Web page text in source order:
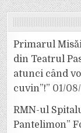
Primarul
din Teatrul
atunci când
cuvin”!” 01/
RMN-ul
Pantelimon”